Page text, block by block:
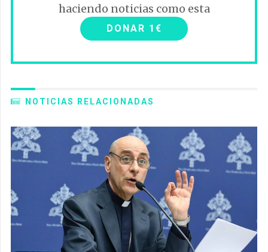
haciendo noticias como esta
DONAR 1€
NOTICIAS RELACIONADAS